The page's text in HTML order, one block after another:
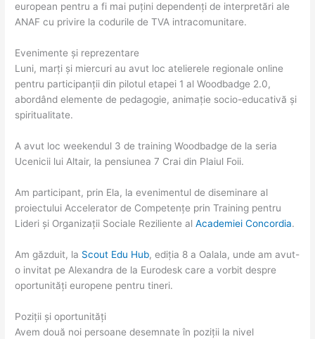
european pentru a fi mai puțini dependenți de interpretări ale
ANAF cu privire la codurile de TVA intracomunitare.
Evenimente și reprezentare
Luni, marți și miercuri au avut loc atelierele regionale online
pentru participanții din pilotul etapei 1 al Woodbadge 2.0,
abordând elemente de pedagogie, animație socio-educativă și
spiritualitate.
A avut loc weekendul 3 de training Woodbadge de la seria
Ucenicii lui Altair, la pensiunea 7 Crai din Plaiul Foii.
Am participant, prin Ela, la evenimentul de diseminare al
proiectului Accelerator de Competențe prin Training pentru
Lideri și Organizații Sociale Reziliente alAcademiei Concordia.
Am găzduit, la Scout Edu Hub, ediția 8 a Oalala, unde am avut-
o invitat pe Alexandra de la Eurodesk care a vorbit despre
oportunități europene pentru tineri.
Poziții și oportunități
Avem două noi persoane desemnate în poziții la nivel